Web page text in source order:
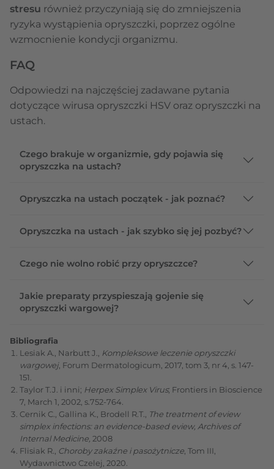
stresu również przyczyniają się do zmniejszenia
ryzyka wystąpienia opryszczki, poprzez ogólne
wzmocnienie kondycji organizmu.
FAQ
Odpowiedzi na najczęściej zadawane pytania
dotyczące wirusa opryszczki HSV oraz opryszczki na
ustach.
Czego brakuje w organizmie, gdy pojawia się
opryszczka na ustach?
Opryszczka na ustach początek - jak poznać?
Opryszczka na ustach - jak szybko się jej pozbyć?
Czego nie wolno robić przy opryszczce?
Jakie preparaty przyspieszają gojenie się
opryszczki wargowej?
Bibliografia
Lesiak A., Narbutt J.,
Kompleksowe leczenie opryszczki
wargowej, Forum Dermatologicum, 2017, tom 3, nr 4, s. 147-
151.
Taylor T.J. i inni; Herpex Simplex Virus; Frontiers in Bioscience
7, March 1, 2002, s.752-764.
Cernik C., Gallina K., Brodell R.T.,
The treatment of eview
simplex infections: an evidence-based eview, Archives of
Internal Medicine, 2008
Flisiak R.,
Choroby zakaźne i pasożytnicze , Tom III,
Wydawnictwo Czelej, 2020.